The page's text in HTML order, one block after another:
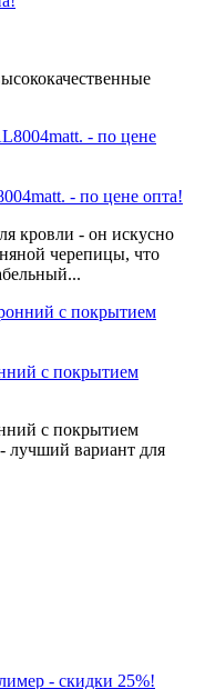
- по цене опта!
кровли - он искусно
черепицы, что
с покрытием
с покрытием
лучший вариант для